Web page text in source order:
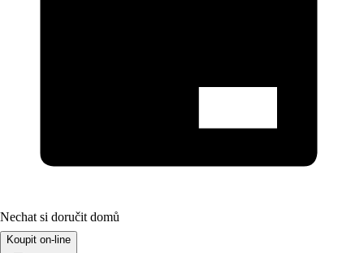
Nechat si doručit domů
Koupit on-line